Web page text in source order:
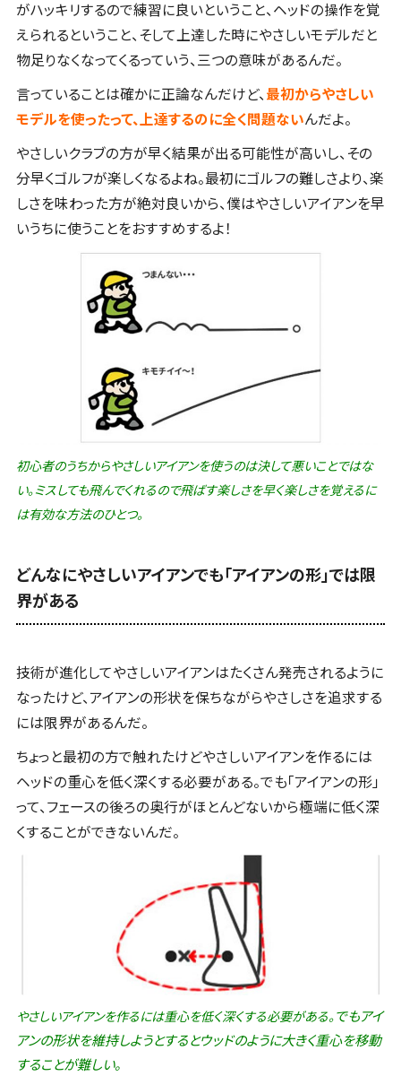
がハッキリするので練習に良いということ、ヘッドの操作を覚
えられるということ、そして上達した時にやさしいモデルだと
物足りなくなってくるっていう、三つの意味があるんだ。
言っていることは確かに正論なんだけど、 最初からやさしい
モデルを使ったって、上達するのに全く問題ないんだよ。
やさしいクラブの方が早く結果が出る可能性が高いし、その
分早くゴルフが楽しくなるよね。最初にゴルフの難しさより、楽
しさを味わった方が絶対良いから、僕はやさしいアイアンを早
いうちに使うことをおすすめするよ！
初心者のうちからやさしいアイアンを使うのは決して悪いことではな
い。ミスしても飛んでくれるので飛ばす楽しさを早く楽しさを覚えるに
は有効な方法のひとつ。
どんなにやさしいアイアンでも「アイアンの形」では限
界がある
技術が進化してやさしいアイアンはたくさん発売されるように
なったけど、アイアンの形状を保ちながらやさしさを追求する
には限界があるんだ。
ちょっと最初の方で触れたけどやさしいアイアンを作るには
ヘッドの重心を低く深くする必要がある。でも「アイアンの形」
って、フェースの後ろの奥行がほとんどないから極端に低く深
くすることができないんだ。
やさしいアイアンを作るには重心を低く深くする必要がある。でもアイ
アンの形状を維持しようとするとウッドのように大きく重心を移動
することが難しい。